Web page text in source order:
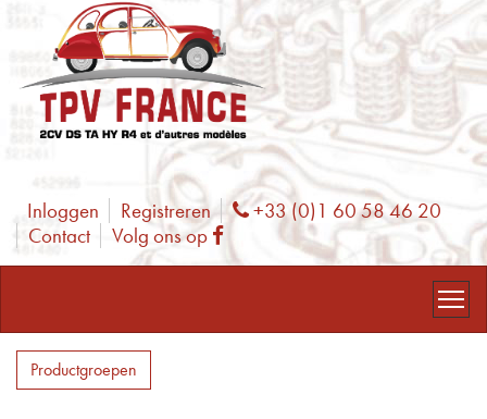
Inloggen Registreren Phone
+33 (0)1 60 58 46 20
Contact
Volg ons op Facebook
Productgroepen